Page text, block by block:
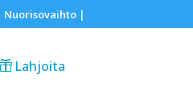
Nuorisovaihto|
Lahjoita